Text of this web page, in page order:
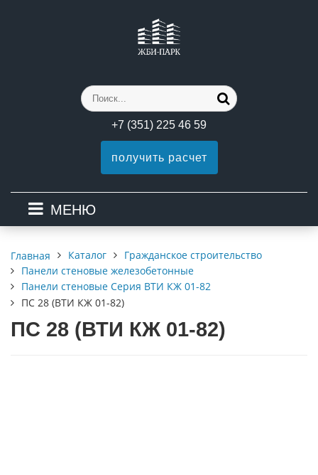
+7 (351) 225 46 59
получить расчет
МЕНЮ
Главная Каталог
Гражданское строительство
Панели стеновые железобетонные
Панели стеновые Серия ВТИ КЖ 01-82
ПС 28 (ВТИ КЖ 01-82)
ПС 28 (ВТИ КЖ 01-82)